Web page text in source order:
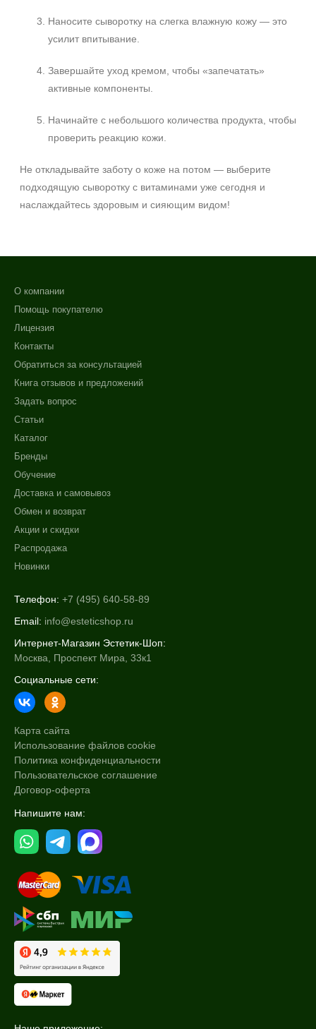
Наносите сыворотку на слегка влажную кожу — это
усилит впитывание.
Завершайте уход кремом, чтобы «запечатать»
активные компоненты.
Начинайте с небольшого количества продукта, чтобы
проверить реакцию кожи.
Не откладывайте заботу о коже на потом — выберите
подходящую сыворотку с витаминами уже сегодня и
наслаждайтесь здоровым и сияющим видом!
О компании
Помощь покупателю
Лицензия
Контакты
Обратиться за консультацией
Книга отзывов и предложений
Задать вопрос
Статьи
Каталог
Бренды
Обучение
Доставка и самовывоз
Обмен и возврат
Акции и скидки
Распродажа
Новинки
Телефон: +7 (495) 640-58-89
Email: info@esteticshop.ru
Интернет-Магазин Эстетик-Шоп:
Москва, Проспект Мира, 33к1
Социальные сети:
Карта сайта
Использование файлов cookie
Политика конфиденциальности
Пользовательское соглашение
Договор-оферта
Напишите нам: